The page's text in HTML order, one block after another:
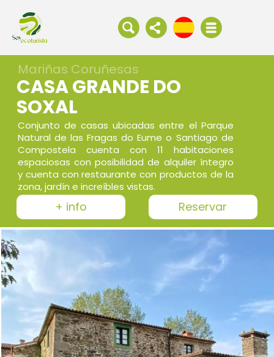
Mariñas Coruñesas
CASA GRANDE DO
SOXAL
Conjunto de casas ubicadas entre el Parque
Natural de las Fragas do Eume o Santiago de
Compostela cuenta con 11 habitaciones
espaciosas con posibilidad de alquiler íntegro
y cuenta con restaurante con productos de la
zona, jardín e increíbles vistas.
+ info Reservar